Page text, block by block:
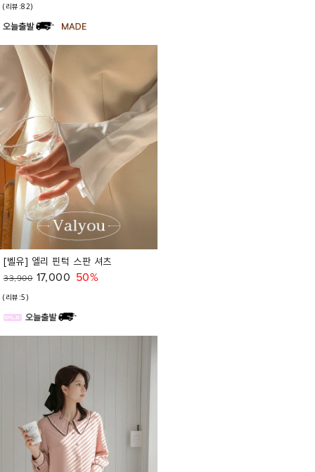
(리뷰:82)
[벨유] 엘리 핀턱 스판 셔츠
33,900 17,000 50%
(리뷰:5)